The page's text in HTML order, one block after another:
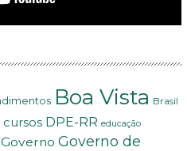
Boa Vista Brasil
cursos DPE-RR educação
Governo Governo de